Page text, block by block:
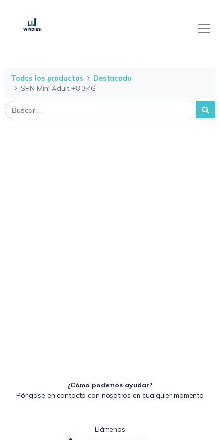
Todos los productos
Destacado
SHN Mini Adult +8 3KG
¿Cómo podemos ayudar?
Póngase en contacto con nosotros en cualquier momento
Llámenos